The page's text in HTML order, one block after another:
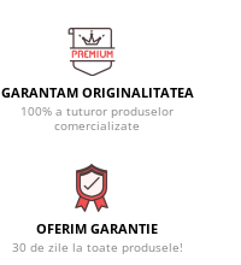
GARANTAM ORIGINALITATEA
100% a tuturor produselor
comercializate
OFERIM GARANTIE
30 de zile la toate produsele!